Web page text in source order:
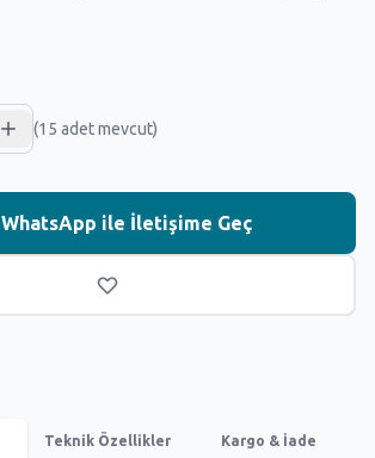
(15 adet mevcut)
WhatsApp ile İletişime Geç
Teknik Özellikler Kargo & İade